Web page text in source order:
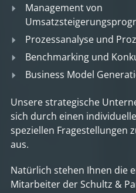
Management von
Prozessanalyse und
Benchmarking und
Business Model
Unsere strategische
sich durch einen
speziellen Fragestellungen
aus.
Natürlich stehen Ihnen die
Mitarbeiter der Schultz &